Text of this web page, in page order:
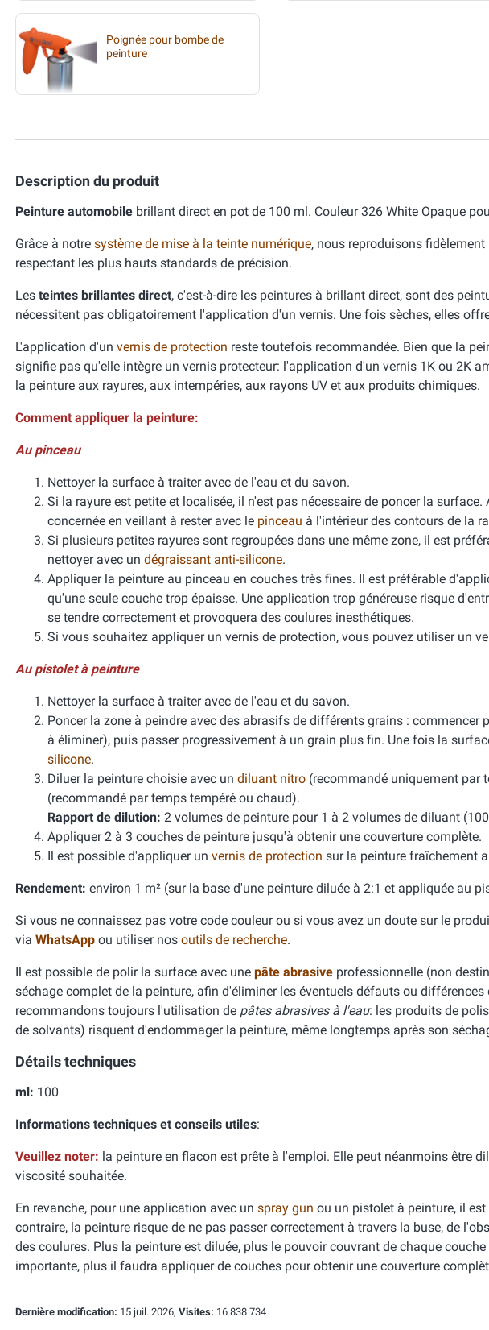
Poignée pour bombe de
peinture
Description du produit
Peinture automobile brillant direct en pot de 100 ml. Couleur 326 White Opaque
Grâce à notre système de mise à la teinte numérique, nous reproduisons
respectant les plus hauts standards de précision.
Les teintes brillantes direct, c'est-à-dire les peintures à brillant direct, sont des
nécessitent pas obligatoirement l'application d'un vernis. Une fois sèches, elles
L'application d'un vernis de protection reste toutefois recommandée. Bien que la
signifie pas qu'elle intègre un vernis protecteur: l'application d'un vernis 1K ou 2K
la peinture aux rayures, aux intempéries, aux rayons UV et aux produits chimiques.
Comment appliquer la peinture:
Au pinceau
Nettoyer la surface à traiter avec de l'eau et du savon.
Si la rayure est petite et localisée, il n'est pas nécessaire de poncer la
concernée en veillant à rester avec le pinceau à l'intérieur des contours de la
Si plusieurs petites rayures sont regroupées dans une même zone, il est
nettoyer avec un dégraissant anti-silicone.
Appliquer la peinture au pinceau en couches très fines. Il est préférable
qu'une seule couche trop épaisse. Une application trop généreuse risque
se tendre correctement et provoquera des coulures inesthétiques.
Si vous souhaitez appliquer un vernis de protection, vous pouvez utiliser un
Au pistolet à peinture
Nettoyer la surface à traiter avec de l'eau et du savon.
Poncer la zone à peindre avec des abrasifs de différents grains :
à éliminer), puis passer progressivement à un grain plus fin. Une fois la
silicone.
Diluer la peinture choisie avec un diluant nitro (recommandé uniquement par
(recommandé par temps tempéré ou chaud).
Rapport de dilution: 2 volumes de peinture pour 1 à 2 volumes de diluant
Appliquer 2 à 3 couches de peinture jusqu'à obtenir une couverture complète.
Il est possible d'appliquer un vernis de protection sur la peinture fraîchement
Rendement: environ 1 m² (sur la base d'une peinture diluée à 2:1 et appliquée au
Si vous ne connaissez pas votre code couleur ou si vous avez un doute sur le
via WhatsApp ou utiliser nos outils de recherche.
Il est possible de polir la surface avec une pâte abrasive professionnelle (non
séchage complet de la peinture, afin d'éliminer les éventuels défauts ou
recommandons toujours l'utilisation de pâtes abrasives à l'eau: les produits de
de solvants) risquent d'endommager la peinture, même longtemps après son
Détails techniques
ml: 100
Informations techniques et conseils utiles:
Veuillez noter: la peinture en flacon est prête à l'emploi. Elle peut néanmoins être
viscosité souhaitée.
En revanche, pour une application avec un spray gun ou un pistolet à peinture, il
contraire, la peinture risque de ne pas passer correctement à travers la buse, de
des coulures. Plus la peinture est diluée, plus le pouvoir couvrant de chaque
importante, plus il faudra appliquer de couches pour obtenir une couverture
Dernière modification: 15 juil. 2026, Visites: 16 838 734